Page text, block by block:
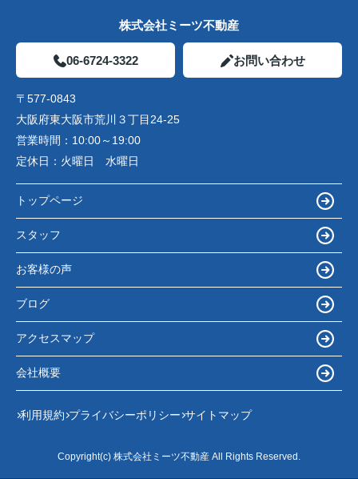
株式会社ミーツ不動産
06-6724-3322 お問い合わせ
〒577-0843
大阪府東大阪市荒川３丁目24-25
営業時間： 10:00～19:00
定休日： 火曜日 水曜日
トップページ
スタッフ
お客様の声
ブログ
アクセスマップ
会社概要
利用規約 プライバシーポリシー サイトマップ
Copyright(c) 株式会社ミーツ不動産 All Rights Reserved.